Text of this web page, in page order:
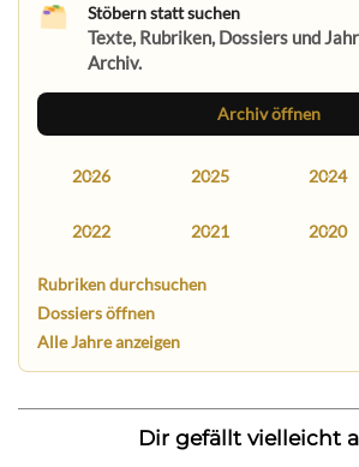
Stöbern statt suchen
Texte, Rubriken, Dossiers und
Archiv.
Archiv öffnen
2026 2025 2024
2022 2021 2020
Rubriken durchsuchen
Dossiers öffnen
Alle Jahre anzeigen
Dir gefällt vielleicht